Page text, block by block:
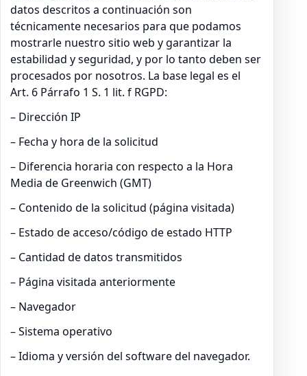
datos descritos a continuación son
técnicamente necesarios para que podamos
mostrarle nuestro sitio web y garantizar la
estabilidad y seguridad, y por lo tanto deben ser
procesados por nosotros. La base legal es el
Art. 6 Párrafo 1 S. 1 lit. f RGPD:
– Dirección IP
– Fecha y hora de la solicitud
– Diferencia horaria con respecto a la Hora
Media de Greenwich (GMT)
– Contenido de la solicitud (página visitada)
– Estado de acceso/código de estado HTTP
– Cantidad de datos transmitidos
– Página visitada anteriormente
– Navegador
– Sistema operativo
– Idioma y versión del software del navegador.